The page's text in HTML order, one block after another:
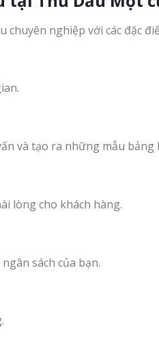
nghiệp với các đặc
và tạo ra những mẫu bảng
lòng cho khách hàng.
sách của bạn.